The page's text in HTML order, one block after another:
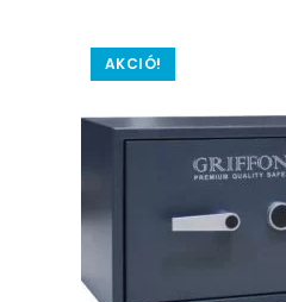
AKCIÓ!